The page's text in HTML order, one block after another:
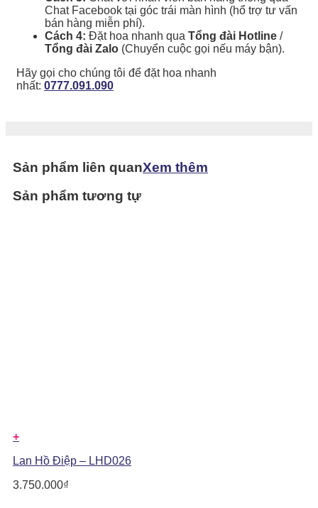
Chat Facebook tại góc trái màn hình (hổ trợ tư vấn
bán hàng miễn phí).
Cách 4: Đặt hoa nhanh qua Tổng đài Hotline /
Tổng đài Zalo (Chuyển cuộc gọi nếu máy bận).
Hãy gọi cho chúng tôi để đặt hoa nhanh
nhất: 0777.091.090
Sản phẩm liên quanXem thêm
Sản phẩm tương tự
+
Lan Hồ Điệp – LHD026
3.750.000₫